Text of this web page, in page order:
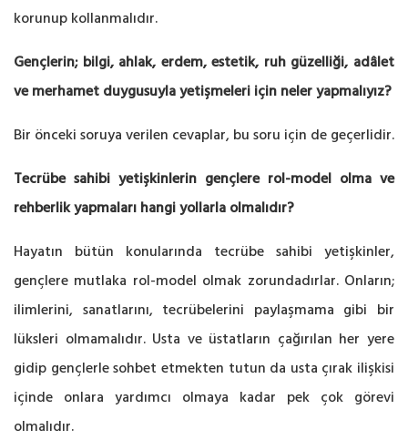
korunup kollanmalıdır.
Gençlerin; bilgi, ahlak, erdem, estetik, ruh güzelliği, adâlet
ve merhamet duygusuyla yetişmeleri için neler yapmalıyız?
Bir önceki soruya verilen cevaplar, bu soru için de geçerlidir.
Tecrübe sahibi yetişkinlerin gençlere rol-model olma ve
rehberlik yapmaları hangi yollarla olmalıdır?
Hayatın bütün konularında tecrübe sahibi yetişkinler,
gençlere mutlaka rol-model olmak zorundadırlar. Onların;
ilimlerini, sanatlarını, tecrübelerini paylaşmama gibi bir
lüksleri olmamalıdır. Usta ve üstatların çağırılan her yere
gidip gençlerle sohbet etmekten tutun da usta çırak ilişkisi
içinde onlara yardımcı olmaya kadar pek çok görevi
olmalıdır.